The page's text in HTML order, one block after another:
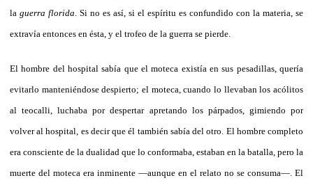
la guerra florida . Si no es así, si el espíritu es confundido con la materia, se
extravía entonces en ésta, y el trofeo de la guerra se pierde.
El hombre del hospital sabía que el moteca existía en sus pesadillas, quería
evitarlo manteniéndose despierto; el moteca, cuando lo llevaban los acólitos
al teocalli, luchaba por despertar apretando los párpados, gimiendo por
volver al hospital, es decir que él también sabía del otro. El hombre completo
era consciente de la dualidad que lo conformaba, estaban en la batalla, pero la
muerte del moteca era inminente —aunque en el relato no se consuma—. El